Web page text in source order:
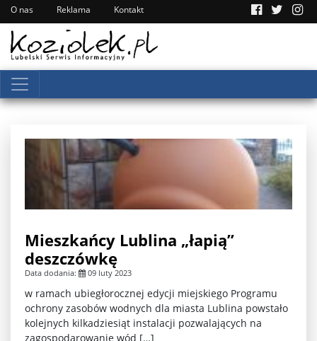
O nas Reklama Kontakt
Mieszkańcy Lublina „łapią”
deszczówkę
Data dodania: 09 luty 2023
w ramach ubiegłorocznej edycji miejskiego Programu
ochrony zasobów wodnych dla miasta Lublina powstało
kolejnych kilkadziesiąt instalacji pozwalających na
zagospodarowanie wód […]